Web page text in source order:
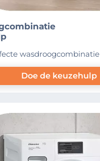
wasdroogcombinatie
Doe de keuzehulp